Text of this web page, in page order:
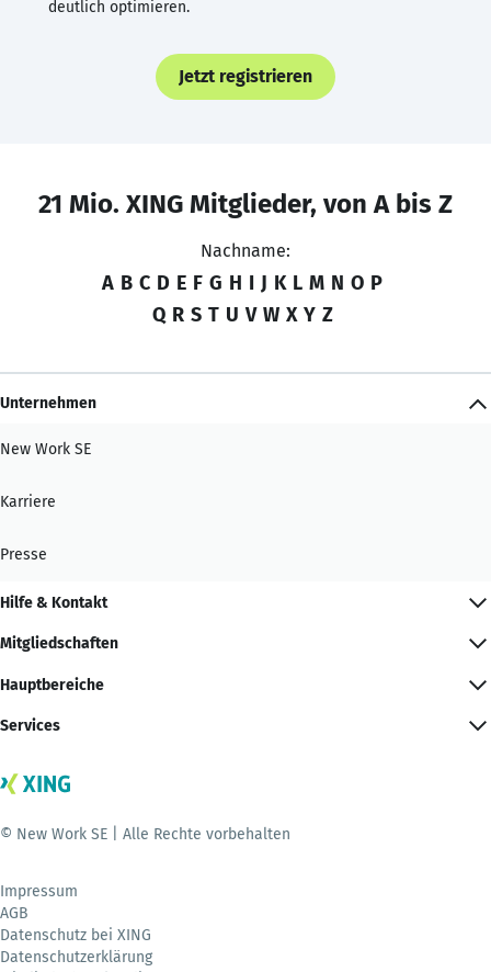
deutlich optimieren.
Jetzt registrieren
21 Mio. XING Mitglieder, von A bis Z
Nachname:
A B C D E F G H I J K L M N O P
Q R S T U V W X Y Z
Unternehmen
New Work SE
Karriere
Presse
Hilfe & Kontakt
Mitgliedschaften
Hauptbereiche
Services
© New Work SE | Alle Rechte vorbehalten
Impressum
AGB
Datenschutz bei XING
Datenschutzerklärung